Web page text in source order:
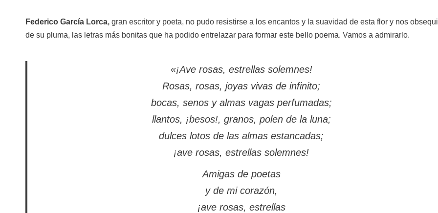
Federico García Lorca, gran escritor y poeta, no pudo resistirse a los encantos y la suavidad de esta flor y nos
de su pluma, las letras más bonitas que ha podido entrelazar para formar este bello poema. Vamos a admirarlo.
«¡Ave rosas, estrellas solemnes!
Rosas, rosas, joyas vivas de infinito;
bocas, senos y almas vagas perfumadas;
llantos, ¡besos!, granos, polen de la luna;
dulces lotos de las almas estancadas;
¡ave rosas, estrellas solemnes!
Amigas de poetas
y de mi corazón,
¡ave rosas, estrellas